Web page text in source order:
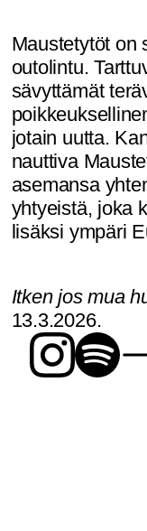
Maustetytöt
outolintu.
sävyttämät
jotain uutta.
nauttiva
asemansa
yhtyeistä, joka
lisäksi ympäri
Itken jos mua
13.3.2026.